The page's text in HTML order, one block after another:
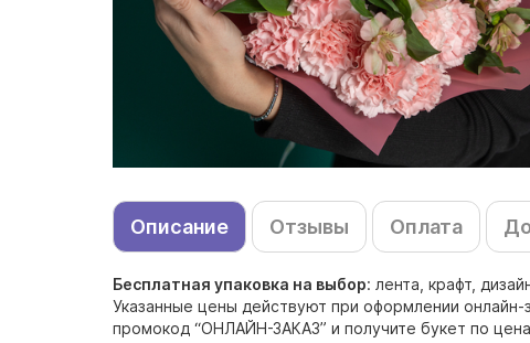
Описание Отзывы Оплата
Бесплатная упаковка на выбор: лента, крафт,
Указанные цены действуют при оформлении онлайн-
промокод “ОНЛАЙН-ЗАКАЗ” и получите букет по